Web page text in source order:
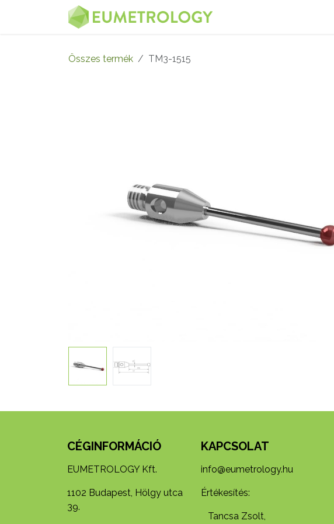
Kihagyás és továbblépés a tartalomhoz
Összes termék TM3-1515
CÉGINFORMÁCIÓ
EUMETROLOGY Kft.
1102 Budapest, Hölgy utca
39.
KAPCSOLAT
info@eumetrology.hu
Értékesítés:
Tancsa Zsolt,